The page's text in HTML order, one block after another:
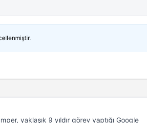
yaklaşık 9 yıldır görev yaptığı Google